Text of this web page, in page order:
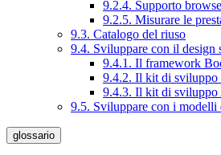
9.2.4. Supporto
9.2.5. Misurare le
9.3. Catalogo del riuso
9.4. Sviluppare con il design
9.4.1. Il framework
9.4.2. Il kit di sviluppo
9.4.3. Il kit di sviluppo
9.5. Sviluppare con i modelli
glossario